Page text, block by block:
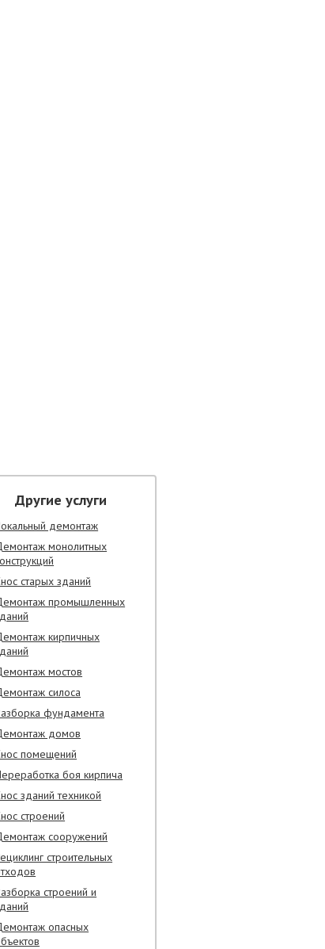
Другие услуги
демонтаж
монолитных
старых зданий
промышленных
кирпичных
мостов
силоса
фундамента
домов
помещений
боя кирпича
зданий техникой
строений
сооружений
строительных
строений и
опасных